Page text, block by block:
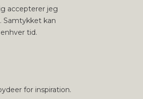
accepterer jeg
. Samtykket kan
tid.
for inspiration.